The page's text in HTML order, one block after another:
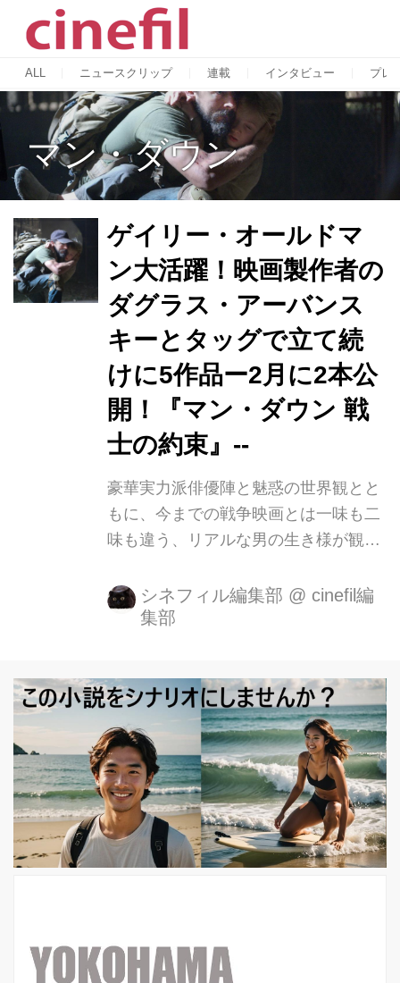
ALL ニュースクリップ 連載 インタビュー プレ
マン・ダウン
ゲイリー・オールドマ
ン大活躍！映画製作者の
ダグラス・アーバンス
キーとタッグで立て続
けに5作品ー2月に2本公
開！『マン・ダウン 戦
士の約束』--
豪華実力派俳優陣と魅惑の世界観とと
もに、今までの戦争映画とは一味も二
味も違う、リアルな男の生き様が観る
戦士の約束』(原題:MANDOWN)が2月
25日より、新宿武蔵野館他で全国公開
士の約束』 米軍の海兵隊員ガブリエ
ル・ドラマー(シャイア・ラブーフ)
は、妻ナタリー(ケイト・マーラ)と息
子ジョナサン(チャーリー・ショットウ
ェル)を故郷に残し、アフガニス タン
へと向かう。戦場での任務は想像以上
に過酷なものであったが、故郷で待つ
シネフィル編集部 @ cinefil編
集部